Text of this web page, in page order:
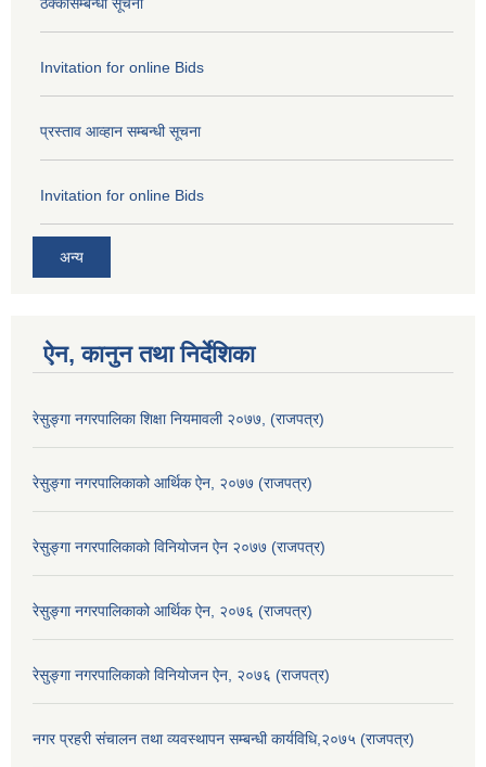
ठेक्कासम्बन्धी सूचना
Invitation for online Bids
प्रस्ताव आव्हान सम्बन्धी सूचना
Invitation for online Bids
अन्य
ऐन, कानुन तथा निर्देशिका
रेसुङ्गा नगरपालिका शिक्षा नियमावली २०७७, (राजपत्र)
रेसुङ्गा नगरपालिकाको आर्थिक ऐन, २०७७ (राजपत्र)
रेसुङ्गा नगरपालिकाको विनियोजन ऐन २०७७ (राजपत्र)
रेसुङ्गा नगरपालिकाको आर्थिक ऐन, २०७६ (राजपत्र)
रेसुङ्गा नगरपालिकाको विनियोजन ऐन, २०७६ (राजपत्र)
नगर प्रहरी संचालन तथा व्यवस्थापन सम्बन्धी कार्यविधि,२०७५ (राजपत्र)